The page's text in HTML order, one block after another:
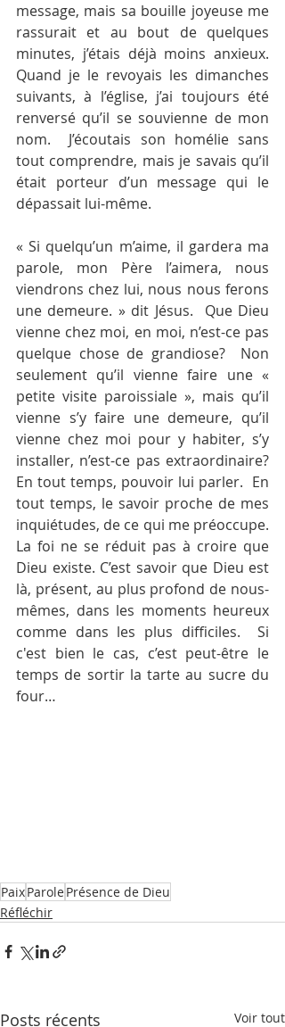
message, mais sa bouille joyeuse me
rassurait et au bout de quelques
minutes, j’étais déjà moins anxieux.
Quand je le revoyais les dimanches
suivants, à l’église, j’ai toujours été
renversé qu’il se souvienne de mon
nom.  J’écoutais son homélie sans
tout comprendre, mais je savais qu’il
était porteur d’un message qui le
dépassait lui-même.
« Si quelqu’un m’aime, il gardera ma
parole, mon Père l’aimera, nous
viendrons chez lui, nous nous ferons
une demeure. » dit Jésus.  Que Dieu
vienne chez moi, en moi, n’est-ce pas
quelque chose de grandiose?  Non
seulement qu’il vienne faire une «
petite visite paroissiale », mais qu’il
vienne s’y faire une demeure, qu’il
vienne chez moi pour y habiter, s’y
installer, n’est-ce pas extraordinaire?
En tout temps, pouvoir lui parler.  En
tout temps, le savoir proche de mes
inquiétudes, de ce qui me préoccupe.
La foi ne se réduit pas à croire que
Dieu existe. C’est savoir que Dieu est
là, présent, au plus profond de nous-
mêmes, dans les moments heureux
comme dans les plus difficiles.  Si
c'est bien le cas, c’est peut-être le
temps de sortir la tarte au sucre du
four…
PaixParolePrésence de Dieu
Réfléchir
Posts récents Voir tout